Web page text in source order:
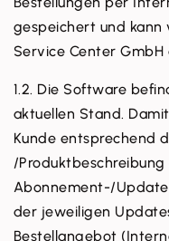
gespeichert und kann
Service Center
1.2. Die Software
aktuellen Stand.
Kunde entsprechend
/
Abonnement-/
der jeweiligen
Bestellangebot